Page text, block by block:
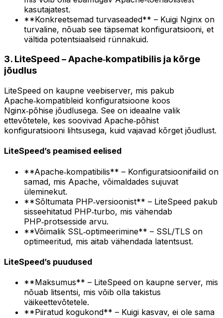
kasutajatest.
**Konkreetsemad turvaseaded** – Kuigi Nginx on
turvaline, nõuab see täpsemat konfiguratsiooni, et
vältida potentsiaalseid rünnakuid.
3. LiteSpeed – Apache‑kompatibilis ja kõrge
jõudlus
LiteSpeed on kaupne veebiserver, mis pakub
Apache‑kompatibleid konfiguratsioone koos
Nginx‑põhise jõudlusega. See on ideaalne valik
ettevõtetele, kes soovivad Apache‑põhist
konfiguratsiooni lihtsusega, kuid vajavad kõrget jõudlust.
LiteSpeed’s peamised eelised
**Apache‑kompatibilis** – Konfiguratsioonifailid on
samad, mis Apache, võimaldades sujuvat
üleminekut.
**Sõltumata PHP‑versioonist** – LiteSpeed pakub
sisseehitatud PHP‑turbo, mis vähendab
PHP‑protsesside arvu.
**Võimalik SSL‑optimeerimine** – SSL/TLS on
optimeeritud, mis aitab vähendada latentsust.
LiteSpeed’s puudused
**Maksumus** – LiteSpeed on kaupne server, mis
nõuab litsentsi, mis võib olla takistus
väikeettevõtetele.
**Piiratud kogukond** – Kuigi kasvav, ei ole sama